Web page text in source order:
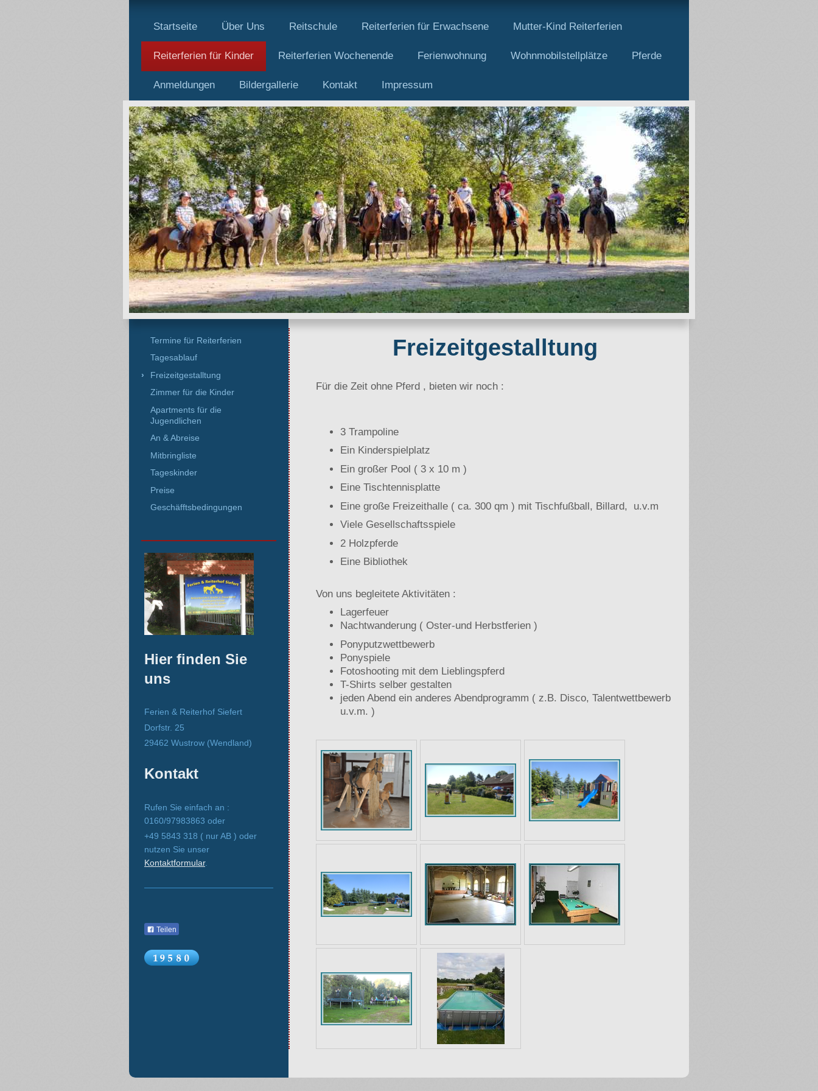
Startseite Über Uns Reitschule Reiterferien für Erwachsene Mutter-Kind Reiterferien
Reiterferien für Kinder Reiterferien Wochenende Ferienwohnung Wohnmobilstellplätze Pferde
Anmeldungen Bildergallerie Kontakt Impressum
Freizeitgestalltung
Für die Zeit ohne Pferd , bieten wir noch :
3 Trampoline
Ein Kinderspielplatz
Ein großer Pool ( 3 x 10 m )
Eine Tischtennisplatte
Eine große Freizeithalle ( ca. 300 qm ) mit Tischfußball, Billard, u.v.m
Viele Gesellschaftsspiele
2 Holzpferde
Eine Bibliothek
Von uns begleitete Aktivitäten :
Lagerfeuer
Nachtwanderung ( Oster-und Herbstferien )
Ponyputzwettbewerb
Ponyspiele
Fotoshooting mit dem Lieblingspferd
T-Shirts selber gestalten
jeden Abend ein anderes Abendprogramm ( z.B. Disco, Talentwettbewerb
u.v.m. )
Termine für Reiterferien
Tagesablauf
Freizeitgestalltung
Zimmer für die Kinder
Apartments für die
Jugendlichen
An & Abreise
Mitbringliste
Tageskinder
Preise
Geschäfftsbedingungen
Hier finden Sie
uns
Ferien & Reiterhof Siefert
Dorfstr. 25
29462 Wustrow (Wendland)
Kontakt
Rufen Sie einfach an :
0160/97983863 oder
+49 5843 318 ( nur AB ) oder
nutzen Sie unser
Kontaktformular.
Teilen